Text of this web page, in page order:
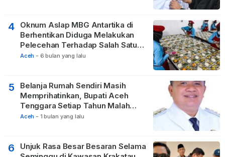
4
Oknum Aslap MBG Antartika di
Berhentikan Diduga Melakukan
Pelecehan Terhadap Salah Satu
Relawan
Aceh - 6 bulan yang lalu
5
Belanja Rumah Sendiri Masih
Memprihatinkan, Bupati Aceh
Tenggara Setiap Tahun Malah
Membangun Pasilitas Rumah
Aceh - 1 bulan yang lalu
6
Unjuk Rasa Besar Besaran Selama